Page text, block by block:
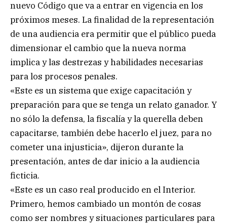
nuevo Código que va a entrar en vigencia en los
próximos meses. La finalidad de la representación
de una audiencia era permitir que el público pueda
dimensionar el cambio que la nueva norma
implica y las destrezas y habilidades necesarias
para los procesos penales.
«Este es un sistema que exige capacitación y
preparación para que se tenga un relato ganador. Y
no sólo la defensa, la fiscalía y la querella deben
capacitarse, también debe hacerlo el juez, para no
cometer una injusticia», dijeron durante la
presentación, antes de dar inicio a la audiencia
ficticia.
«Este es un caso real producido en el Interior.
Primero, hemos cambiado un montón de cosas
como ser nombres y situaciones particulares para